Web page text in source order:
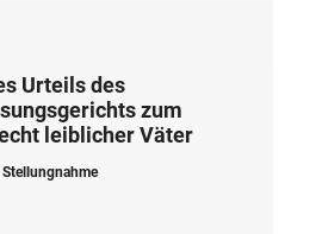
Urteils des
zum
leiblicher Väter
Stellungnahme